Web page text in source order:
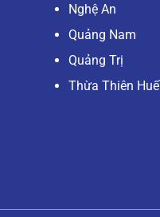
Nghệ An
Quảng Nam
Quảng Trị
Thừa Thiên Huế